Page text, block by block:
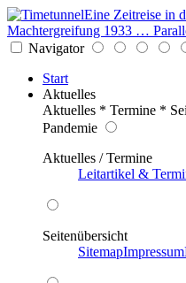
Eine Zeitreise in
Machtergreifung 1933 …
Navigator
Start
Aktuelles
Aktuelles * Termine *
Pandemie
Aktuelles / Termine
Leitartikel &
Seitenübersicht
SitemapImpressum